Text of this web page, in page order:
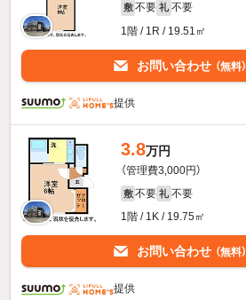
敷 不要 礼 不要
1階 / 1R / 19.51㎡
お問い合わせ （無料）
提供
3.8万円
（管理費3,000円）
敷 不要 礼 不要
1階 / 1K / 19.75㎡
お問い合わせ （無料）
提供